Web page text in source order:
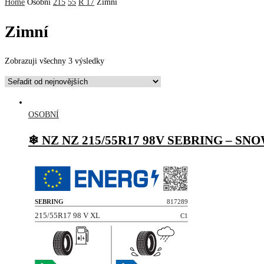
Home Osobní 215 55 R 17 Zimní
Zimní
Zobrazuji všechny 3 výsledky
OSOBNÍ
❄ NZ NZ 215/55R17 98V SEBRING –